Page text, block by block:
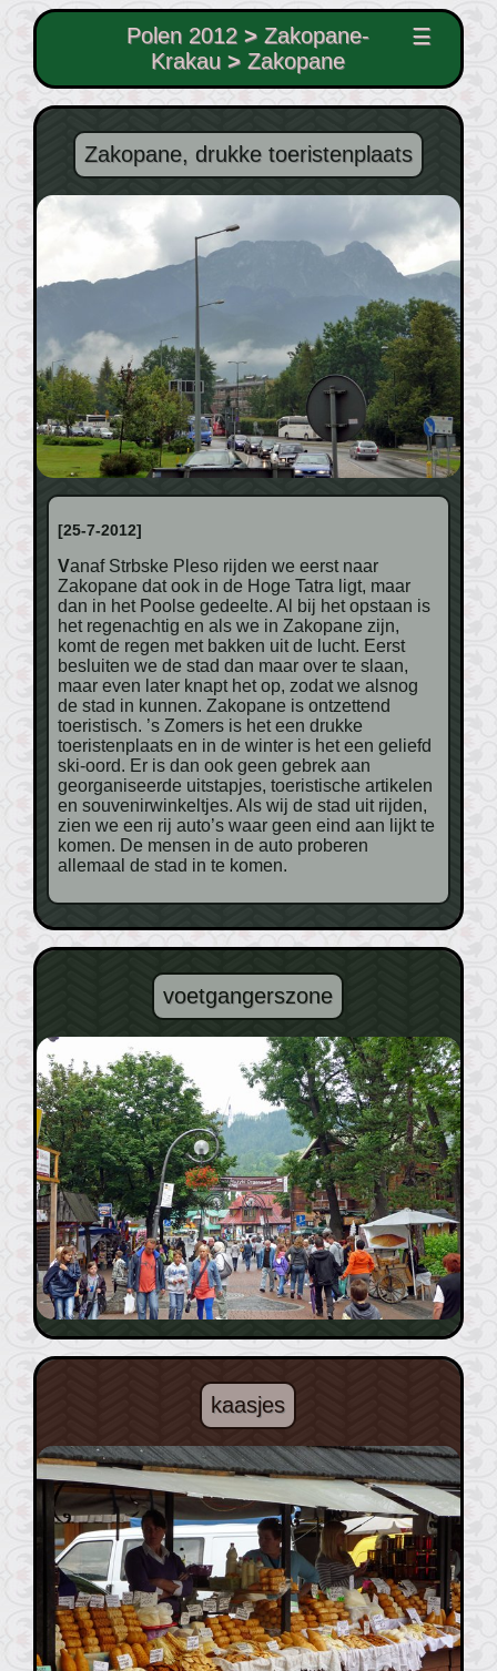
Polen 2012 >Zakopane-
Krakau >Zakopane
☰
Zakopane, drukke toeristenplaats
[25-7-2012]
Vanaf Strbske Pleso rijden we eerst naar
Zakopane dat ook in de Hoge Tatra ligt, maar
dan in het Poolse gedeelte. Al bij het opstaan is
het regenachtig en als we in Zakopane zijn,
komt de regen met bakken uit de lucht. Eerst
besluiten we de stad dan maar over te slaan,
maar even later knapt het op, zodat we alsnog
de stad in kunnen. Zakopane is ontzettend
toeristisch. ’s Zomers is het een drukke
toeristenplaats en in de winter is het een geliefd
ski-oord. Er is dan ook geen gebrek aan
georganiseerde uitstapjes, toeristische artikelen
en souvenirwinkeltjes. Als wij de stad uit rijden,
zien we een rij auto’s waar geen eind aan lijkt te
komen. De mensen in de auto proberen
allemaal de stad in te komen.
voetgangerszone
kaasjes